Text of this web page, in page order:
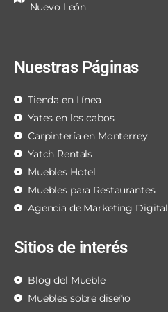
Nuevo León
Nuestras Páginas
Tienda en Línea
Yates en los cabos
Carpintería en Monterrey
Yatch Rentals
Muebles Hotel
Muebles para Restaurantes
Agencia de Marketing Digital
Sitios de interés
Blog del Mueble
Muebles sobre diseño